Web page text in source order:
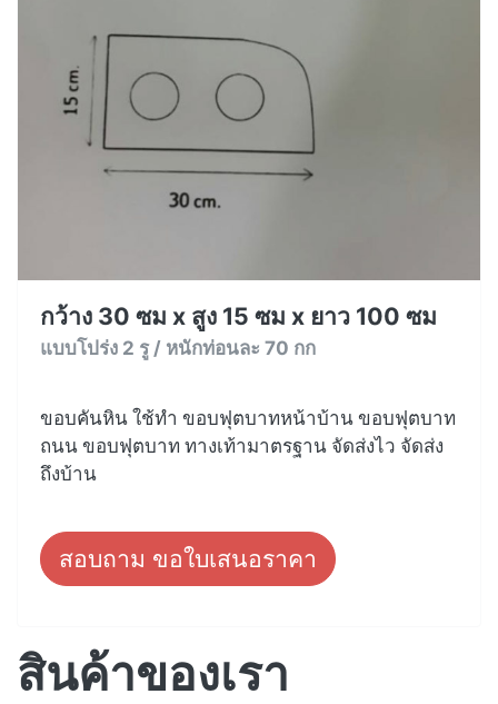
กว้าง 30 ซม x สูง 15 ซม x ยาว 100 ซม
แบบโปร่ง 2 รู / หนักท่อนละ 70 กก
ขอบคันหิน ใช้ทำ ขอบฟุตบาทหน้าบ้าน ขอบฟุตบาท
ถนน ขอบฟุตบาท ทางเท้ามาตรฐาน จัดส่งไว จัดส่ง
ถึงบ้าน
สอบถาม ขอใบเสนอราคา
สินค้าของเรา